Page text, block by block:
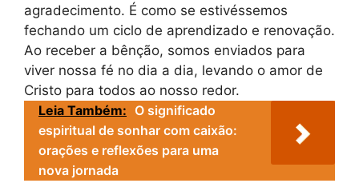
agradecimento. É como se estivéssemos
fechando um ciclo de aprendizado e renovação.
Ao receber a bênção, somos enviados para
viver nossa fé no dia a dia, levando o amor de
Cristo para todos ao nosso redor.
Leia Também: O significado
espiritual de sonhar com caixão:
orações e reflexões para uma
nova jornada